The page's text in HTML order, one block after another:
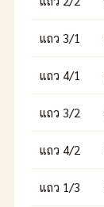
แถว 3/1
แถว 4/1
แถว 3/2
แถว 4/2
แถว 1/3